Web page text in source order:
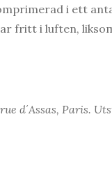
i ett
fritt i luften,
d´Assas, Paris.